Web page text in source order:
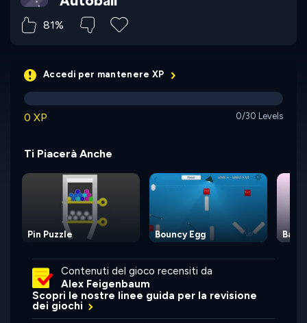
81%
Accedi per mantenere XP
0 XP 0/30 Levels
Ti Piacerà Anche
Pin Puzzle Bouncy Egg Ball
Contenuti del gioco recensiti da
Alex Feigenbaum
Scopri le nostre linee guida per la revisione
dei giochi